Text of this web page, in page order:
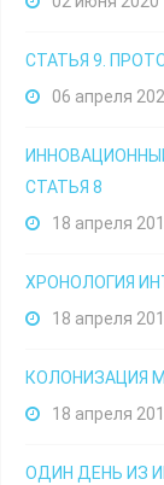
СТАТЬЯ 9.
06 апреля
СТАТЬЯ 8
18 апреля
ХРОНОЛОГИЯ
18 апреля
КОЛОНИЗАЦИЯ
18 апреля
ОДИН ДЕНЬ ИЗ